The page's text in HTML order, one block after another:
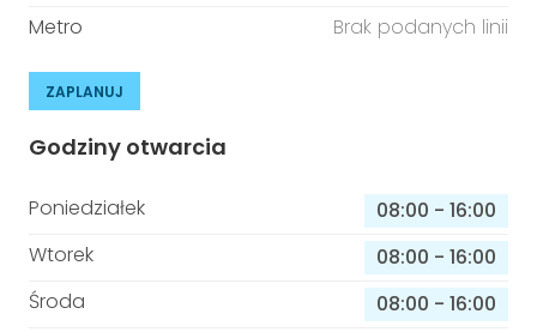
Metro
Brak podanych linii
ZAPLANUJ
Godziny otwarcia
Poniedziałek 08:00 - 16:00
Wtorek
08:00 - 16:00
Środa
08:00 - 16:00